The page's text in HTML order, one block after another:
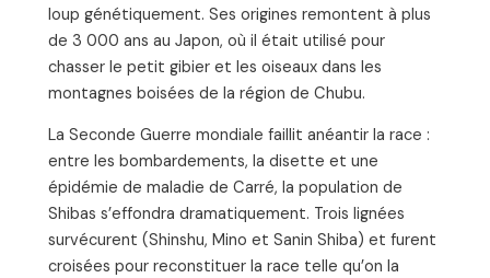
loup génétiquement. Ses origines remontent à plus
de 3 000 ans au Japon, où il était utilisé pour
chasser le petit gibier et les oiseaux dans les
montagnes boisées de la région de Chubu.
La Seconde Guerre mondiale faillit anéantir la race :
entre les bombardements, la disette et une
épidémie de maladie de Carré, la population de
Shibas s’effondra dramatiquement. Trois lignées
survécurent (Shinshu, Mino et Sanin Shiba) et furent
croisées pour reconstituer la race telle qu’on la